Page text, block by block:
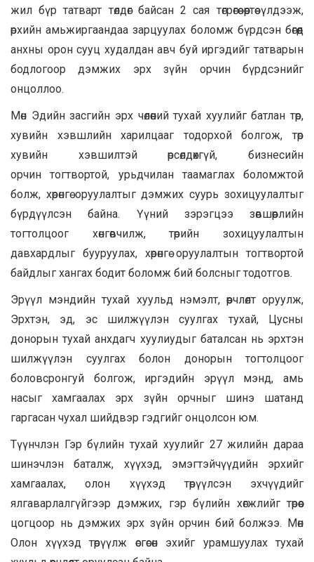
жил бүр татварт төлдөг байсан 2 сая төгрөгөө өөртөө үлдээж,
өрхийн амьжиргаандаа зарцуулах боломж бүрдсэн бөгөөд
анхны орон сууц худалдан авч буй иргэдийг татварын
бодлогоор дэмжих эрх зүйн орчин бүрдсэнийг
онцоллоо.
Мөн Эдийн засгийн эрх чөлөөний тухай хуулийг батлан төр,
хувийн хэвшлийн харилцааг тодорхой болгож, төр
хувийн хэвшилтэй өрсөлдөхгүй, бизнесийн
орчин тогтвортой, урьдчилан таамаглах боломжтой
болж, хөрөнгө оруулалтыг дэмжих суурь зохицуулалтыг
бүрдүүлсэн байна. Үүний зэрэгцээ зөвшөөрлийн
тогтолцоог хөнгөвчилж, төрийн зохицуулалтын
давхардлыг бууруулах, хөрөнгө оруулалтын тогтвортой
байдлыг хангах бодит боломж бий болсныг тодотгов.
Эрүүл мэндийн тухай хуульд нэмэлт, өөрчлөлт оруулж,
Эрхтэн, эд, эс шилжүүлэн суулгах тухай, Цусны
донорын тухай анхдагч хуулиудыг баталсан нь эрхтэн
шилжүүлэн суулгах болон донорын тогтолцоог
боловсронгуй болгож, иргэдийн эрүүл мэнд, амь
насыг хамгаалах эрх зүйн орчныг шинэ шатанд
гаргасан чухал шийдвэр гэдгийг онцолсон юм.
Түүнчлэн Гэр бүлийн тухай хуулийг 27 жилийн дараа
шинэчлэн баталж, хүүхэд, эмэгтэйчүүдийн эрхийг
хамгаалах, олон хүүхэд төрүүлсэн эхчүүдийг
ялгаварлалгүйгээр дэмжих, гэр бүлийн хөгжлийг төрөөс
цогцоор нь дэмжих эрх зүйн орчин бий болжээ. Мөн
Олон хүүхэд төрүүлж өсгөсөн эхийг урамшуулах тухай